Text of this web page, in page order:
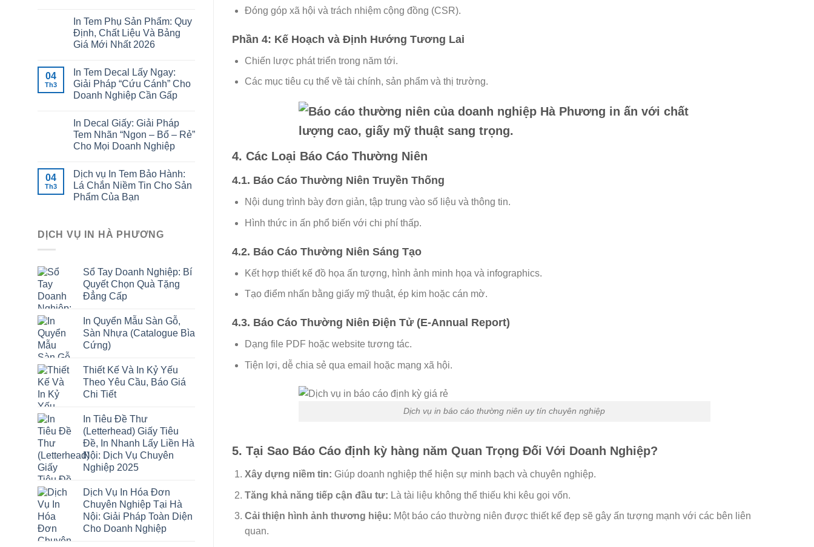
In Tem Phụ Sản Phẩm: Quy
Định, Chất Liệu Và Bảng
Giá Mới Nhất 2026
04
Th3
In Tem Decal Lấy Ngay:
Giải Pháp “Cứu Cánh” Cho
Doanh Nghiệp Cần Gấp
In Decal Giấy: Giải Pháp
Tem Nhãn “Ngon – Bổ – Rẻ”
Cho Mọi Doanh Nghiệp
04
Th3
Dịch vụ In Tem Bảo Hành:
Lá Chắn Niềm Tin Cho Sản
Phẩm Của Bạn
DỊCH VỤ IN HÀ PHƯƠNG
Sổ Tay Doanh Nghiệp: Bí
Quyết Chọn Quà Tặng
Đẳng Cấp
In Quyển Mẫu Sàn Gỗ,
Sàn Nhựa (Catalogue Bìa
Cứng)
Thiết Kế Và In Kỷ Yếu
Theo Yêu Cầu, Báo Giá
Chi Tiết
In Tiêu Đề Thư
(Letterhead) Giấy Tiêu
Đề, In Nhanh Lấy Liền Hà
Nội: Dịch Vụ Chuyên
Nghiệp 2025
Dịch Vụ In Hóa Đơn
Chuyên Nghiệp Tại Hà
Nội: Giải Pháp Toàn Diện
Cho Doanh Nghiệp
Đóng góp xã hội và trách nhiệm cộng đồng (CSR).
Phần 4: Kế Hoạch và Định Hướng Tương Lai
Chiến lược phát triển trong năm tới.
Các mục tiêu cụ thể về tài chính, sản phẩm và thị trường.
4. Các Loại Báo Cáo Thường Niên
4.1. Báo Cáo Thường Niên Truyền Thống
Nội dung trình bày đơn giản, tập trung vào số liệu và thông tin.
Hình thức in ấn phổ biến với chi phí thấp.
4.2. Báo Cáo Thường Niên Sáng Tạo
Kết hợp thiết kế đồ họa ấn tượng, hình ảnh minh họa và infographics.
Tạo điểm nhấn bằng giấy mỹ thuật, ép kim hoặc cán mờ.
4.3. Báo Cáo Thường Niên Điện Tử (E-Annual Report)
Dạng file PDF hoặc website tương tác.
Tiện lợi, dễ chia sẻ qua email hoặc mạng xã hội.
Dịch vụ in báo cáo thường niên uy tín chuyên nghiệp
5. Tại Sao Báo Cáo định kỳ hàng năm Quan Trọng Đối Với Doanh Nghiệp?
Xây dựng niềm tin: Giúp doanh nghiệp thể hiện sự minh bạch và chuyên nghiệp.
Tăng khả năng tiếp cận đầu tư: Là tài liệu không thể thiếu khi kêu gọi vốn.
Cải thiện hình ảnh thương hiệu: Một báo cáo thường niên được thiết kế đẹp sẽ gây ấn tượng mạnh với các bên liên
quan.